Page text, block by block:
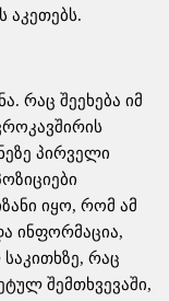
აკეთებს.
რაც შეეხება იმ
პირველი
იყო, რომ ამ
ინფორმაცია,
რაც
შემთხვევაში,